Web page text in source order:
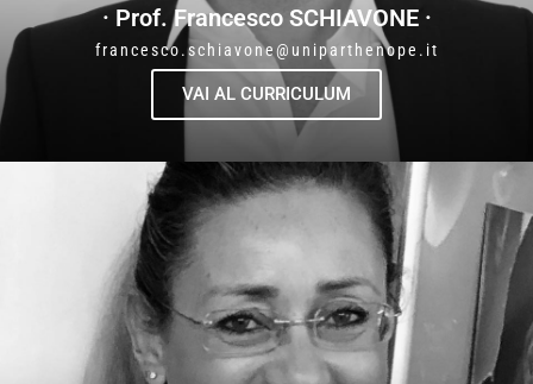
· Prof. Francesco SCHIAVONE ·
francesco.schiavone@uniparthenope.it
VAI AL CURRICULUM